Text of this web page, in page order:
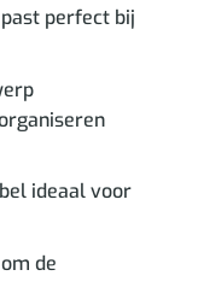
perfect bij
ideaal voor
de